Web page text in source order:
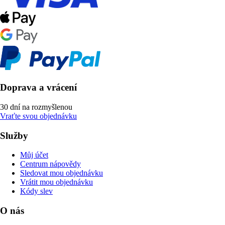
Doprava a vrácení
30 dní na rozmyšlenou
Vraťte svou objednávku
Služby
Můj účet
Centrum nápovědy
Sledovat mou objednávku
Vrátit mou objednávku
Kódy slev
O nás